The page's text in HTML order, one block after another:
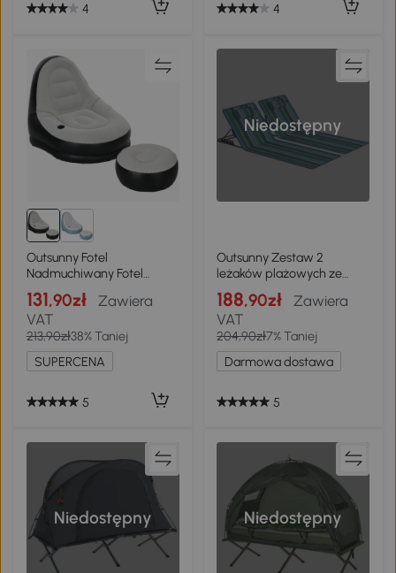
4 4
Outsunny Fotel
Nadmuchiwany Fotel
Ogrodowy, 125 x 100 x 87
cm, Szary + Czarny
131,90zł
Zawiera
VAT
213,90zł38% Taniej
SUPERCENA
5
Niedostępny
Outsunny Zestaw 2
leżaków plażowych ze
składanym oparciem,
poduszką i kieszenią
188,90zł
Zawiera
VAT
204,90zł7% Taniej
Darmowa dostawa
5
Niedostępny Niedostępny